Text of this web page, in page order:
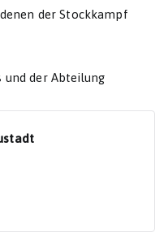
der Stockkampf
der Abteilung